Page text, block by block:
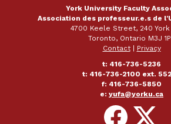
York University Faculty
Association des professeur.e.s de
4700 Keele Street, 240 York
Toronto, Ontario M3J
Contact|
Privacy
t: 416-736-5236
t: 416-736-2100 ext.
f: 416-736-5850
e: yufa@yorku.ca
Follow
on
Follow
on